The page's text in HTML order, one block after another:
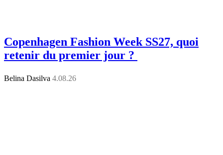
Copenhagen Fashion Week SS27, quoi
retenir du premier jour ?
Belina Dasilva 4.08.26